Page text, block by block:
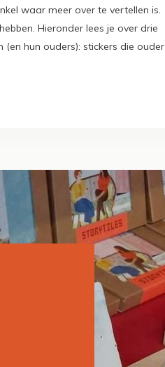
waar meer over te vertellen is.
Hieronder lees je over drie
hun ouders): stickers die ouder